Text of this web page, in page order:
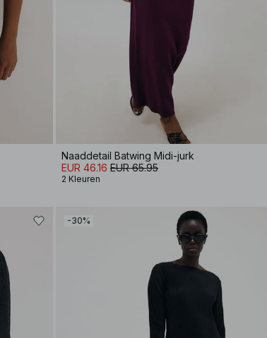
Naaddetail Batwing Midi-jurk
EUR 46.16 EUR 65.95
2 Kleuren
-30%